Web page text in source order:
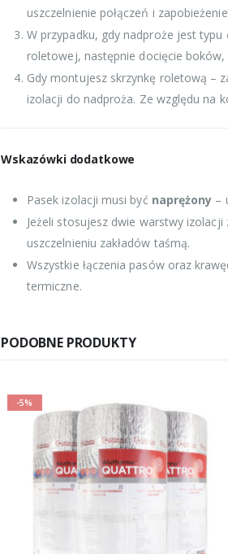
uszczelnienie połączeń i
W przypadku, gdy nadproże jest typu
roletowej, następnie docięcie
Gdy montujesz skrzynkę roletową –
izolacji do nadproża. Ze względu na
Wskazówki dodatkowe
Pasek izolacji musi być naprężony –
Jeżeli stosujesz dwie warstwy
uszczelnieniu zakładów taśmą.
Wszystkie łączenia pasów oraz
termiczne.
PODOBNE PRODUKTY